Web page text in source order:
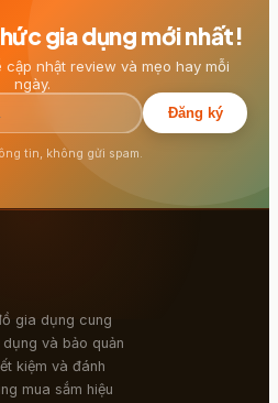
gia dụng mới nhất!
nhật review và mẹo hay mỗi
ngày.
Đăng ký
tin, không gửi spam.
gia dụng cung
và bảo quản
kiệm và đánh
mua sắm hiệu